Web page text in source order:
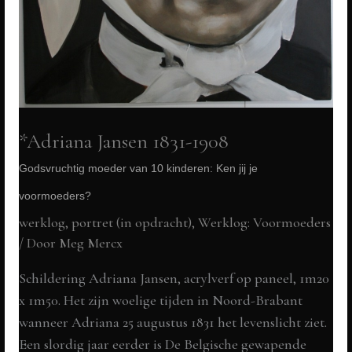
*Adriana Jansen 1831-1908
Godsvruchtig moeder van 10 kinderen: Ken jij je
voormoeders?
werklog, portret (in opdracht),Werklog: Voormoeders
/ Door Meg Mercx
Schildering Adriana Jansen, acrylverf op paneel, 1m20
x 1m50. Het zijn woelige tijden in Noord-Brabant
wanneer Adriana 25 augustus 1831 het levenslicht ziet.
Een slordig jaar eerder is De Belgische gewapende